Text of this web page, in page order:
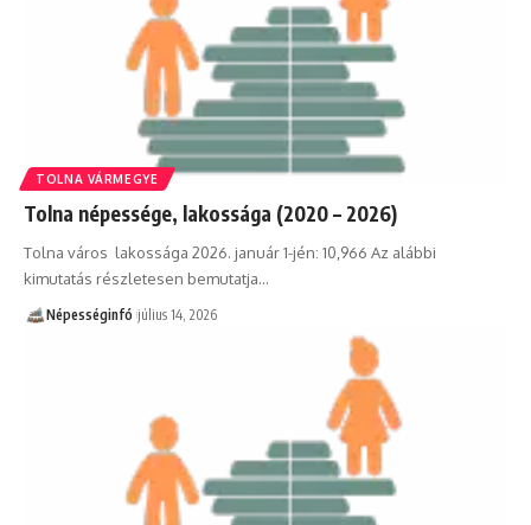
TOLNA VÁRMEGYE
Tolna népessége, lakossága (2020 – 2026)
Tolna város lakossága 2026. január 1-jén: 10,966 Az alábbi
kimutatás részletesen bemutatja…
Népességinfó július 14, 2026